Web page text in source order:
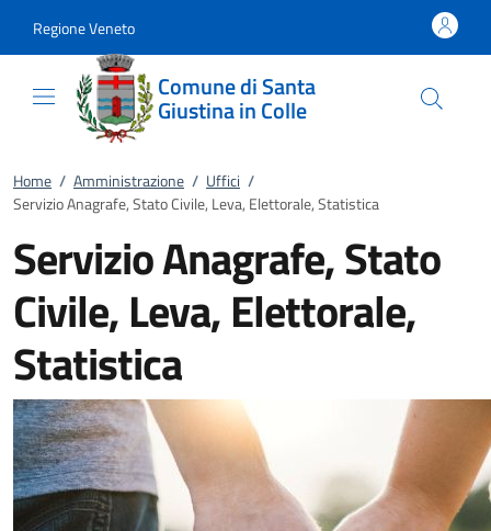
Regione Veneto
Comune di Santa
Giustina in Colle
Home / Amministrazione / Uffici /
Servizio Anagrafe, Stato Civile, Leva, Elettorale, Statistica
Servizio Anagrafe, Stato
Civile, Leva, Elettorale,
Statistica